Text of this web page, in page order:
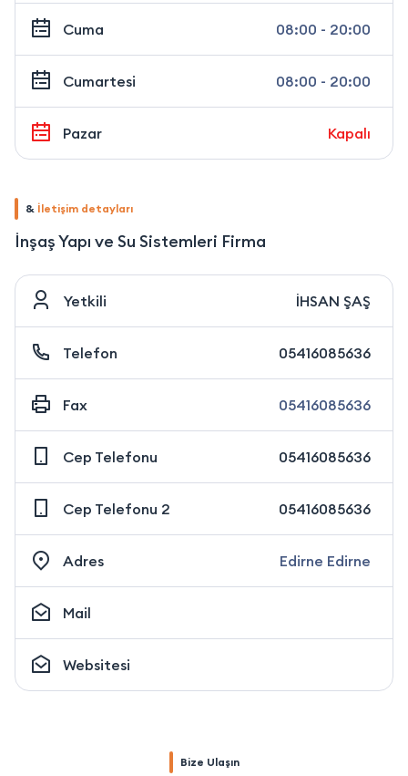
Cuma 08:00 - 20:00
Cumartesi 08:00 - 20:00
Pazar Kapalı
& İletişim detayları
İnşaş Yapı ve Su Sistemleri Firma
Yetkili İHSAN ŞAŞ
Telefon 05416085636
Fax 05416085636
Cep Telefonu 05416085636
Cep Telefonu 2 05416085636
Adres Edirne Edirne
Mail
Websitesi
Bize Ulaşın